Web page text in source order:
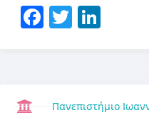
Facebook
Twitter
Πανεπιστήμιο